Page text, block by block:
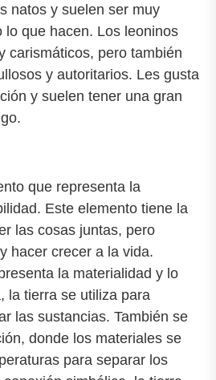
natos y suelen ser muy
lo que hacen. Los leoninos
carismáticos, pero también
y autoritarios. Les gusta
y suelen tener una gran
que representa la
Este elemento tiene la
las cosas juntas, pero
hacer crecer a la vida.
la materialidad y lo
la tierra se utiliza para
las sustancias. También se
donde los materiales se
para separar los